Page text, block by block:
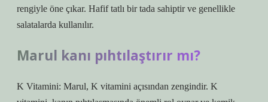
rengiyle öne çıkar. Hafif tatlı bir tada sahiptir ve genellikle
salatalarda kullanılır.
Marul kanı pıhtılaştırır mı?
K Vitamini: Marul, K vitamini açısından zengindir. K